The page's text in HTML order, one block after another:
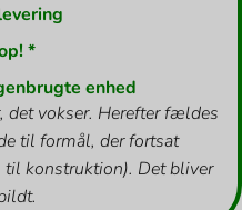
*
enhed
det vokser. Herefter fældes
til formål, der fortsat
til konstruktion). Det bliver